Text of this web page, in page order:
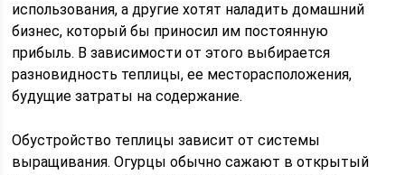
использования, а другие хотят наладить домашний
бизнес, который бы приносил им постоянную
прибыль. В зависимости от этого выбирается
разновидность теплицы, ее месторасположения,
будущие затраты на содержание.
Обустройство теплицы зависит от системы
выращивания. Огурцы обычно сажают в открытый